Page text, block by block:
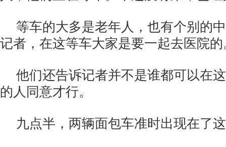
等车的大多是老年人，也有个别的
记者，在这等车大家是要一起去医院的
他们还告诉记者并不是谁都可以在
的人同意才行。
九点半，两辆面包车准时出现在了